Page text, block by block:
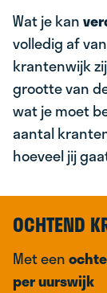
Wat je kan
volledig af
krantenwijk
grootte van
wat je moet
aantal
hoeveel jij
OCHTEND
Met een
per uurswijk